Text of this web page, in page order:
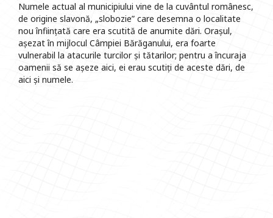
Numele actual al municipiului vine de la cuvântul românesc,
de origine slavonă, „slobozie” care desemna o localitate
nou înființată care era scutită de anumite dări. Orașul,
așezat în mijlocul Câmpiei Bărăganului, era foarte
vulnerabil la atacurile turcilor și tătarilor; pentru a încuraja
oamenii să se așeze aici, ei erau scutiți de aceste dări, de
aici și numele.